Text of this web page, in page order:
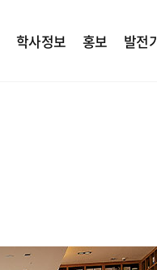
학사정보 홍보 발전